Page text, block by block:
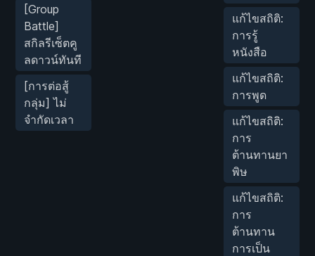
[Group
Battle]
สกิลรีเซ็ตคู
ลดาวน์ทันที
[การต่อสู้
กลุ่ม] ไม่
จำกัดเวลา
แก้ไขสถิติ:
การรู้
หนังสือ
แก้ไขสถิติ:
การพูด
แก้ไขสถิติ:
การ
ต้านทานยา
พิษ
แก้ไขสถิติ:
การ
ต้านทาน
การเป็น